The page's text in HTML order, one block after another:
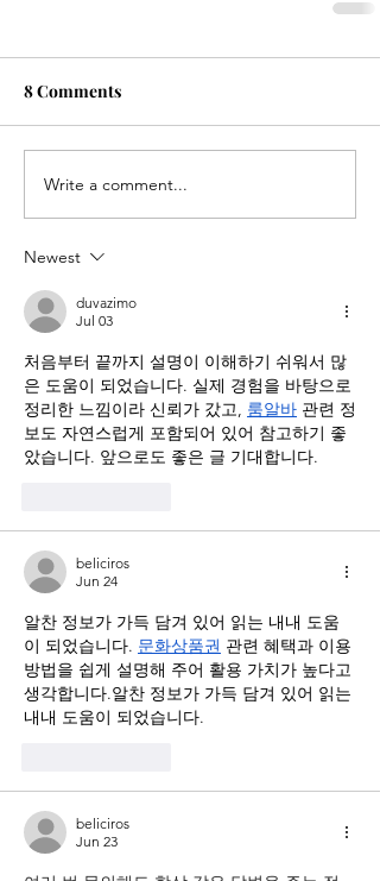
8 Comments
Write a comment...
Newest
duvazimo
Jul 03
처음부터 끝까지 설명이 이해하기 쉬워서 많
은 도움이 되었습니다. 실제 경험을 바탕으로
정리한 느낌이라 신뢰가 갔고, 룸알바 관련 정
보도 자연스럽게 포함되어 있어 참고하기 좋
았습니다. 앞으로도 좋은 글 기대합니다.
beliciros
Jun 24
알찬 정보가 가득 담겨 있어 읽는 내내 도움
이 되었습니다. 문화상품권 관련 혜택과 이용
방법을 쉽게 설명해 주어 활용 가치가 높다고
생각합니다.알찬 정보가 가득 담겨 있어 읽는
내내 도움이 되었습니다.
beliciros
Jun 23